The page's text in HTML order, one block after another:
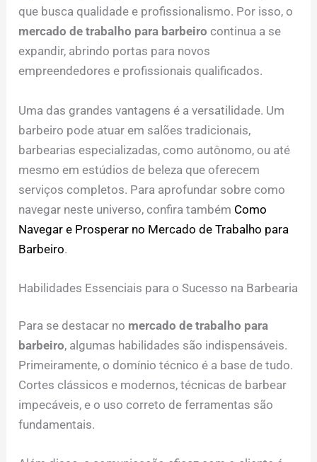
que busca qualidade e profissionalismo. Por isso, o
mercado de trabalho para barbeiro continua a se
expandir, abrindo portas para novos
empreendedores e profissionais qualificados.
Uma das grandes vantagens é a versatilidade. Um
barbeiro pode atuar em salões tradicionais,
barbearias especializadas, como autônomo, ou até
mesmo em estúdios de beleza que oferecem
serviços completos. Para aprofundar sobre como
navegar neste universo, confira também Como
Navegar e Prosperar no Mercado de Trabalho para
Barbeiro.
Habilidades Essenciais para o Sucesso na Barbearia
Para se destacar no mercado de trabalho para
barbeiro, algumas habilidades são indispensáveis.
Primeiramente, o domínio técnico é a base de tudo.
Cortes clássicos e modernos, técnicas de barbear
impecáveis, e o uso correto de ferramentas são
fundamentais.